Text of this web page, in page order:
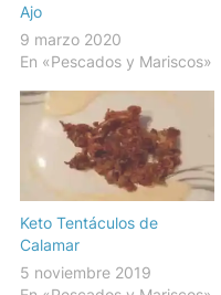
Ajo
9 marzo 2020
En «Pescados y Mariscos»
Keto Tentáculos de
Calamar
5 noviembre 2019